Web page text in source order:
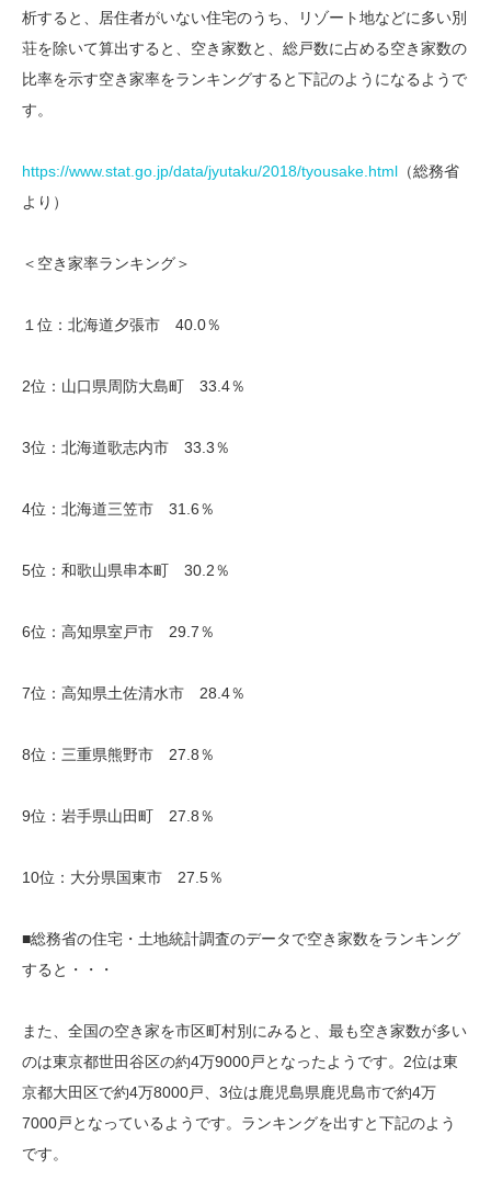
析すると、居住者がいない住宅のうち、リゾート地などに多い別
荘を除いて算出すると、空き家数と、総戸数に占める空き家数の
比率を示す空き家率をランキングすると下記のようになるようで
す。
https://www.stat.go.jp/data/jyutaku/2018/tyousake.html （総務省
より）
＜空き家率ランキング＞
１位：北海道夕張市 40.0％
2位：山口県周防大島町 33.4％
3位：北海道歌志内市 33.3％
4位：北海道三笠市 31.6％
5位：和歌山県串本町 30.2％
6位：高知県室戸市 29.7％
7位：高知県土佐清水市 28.4％
8位：三重県熊野市 27.8％
9位：岩手県山田町 27.8％
10位：大分県国東市 27.5％
■総務省の住宅・土地統計調査のデータで空き家数をランキング
すると・・・
また、全国の空き家を市区町村別にみると、最も空き家数が多い
のは東京都世田谷区の約4万9000戸となったようです。2位は東
京都大田区で約4万8000戸、3位は鹿児島県鹿児島市で約4万
7000戸となっているようです。ランキングを出すと下記のよう
です。